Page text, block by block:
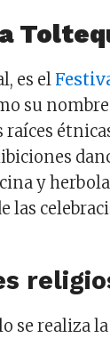
es el
su
y
las
se realiza